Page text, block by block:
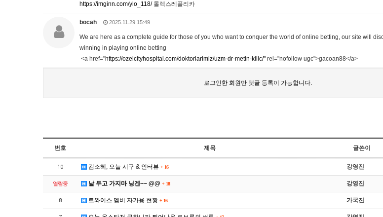
https://imginn.com/ylo_118/롤렉스레플리카
bocah 2025.11.29 15:49
We are here as a complete guide for those of you who want to conquer the world of online betting, our site will
winning in playing online betting
<a href="https://ozelcityhospital.com/doktorlarimiz/uzm-dr-metin-kilic/" rel="nofollow ugc">gacoan88</a>
로그인한 회원만 댓글 등록이 가능합니다.
번호 제목 글쓴이
10 김소혜, 오늘 시구 & 인터뷰 + 16 강영진
열람중 날 두고 가지마 닝겐~~ @@ + 18 강영진
8 트와이스 멤버 자가용 현황 + 16 가국진